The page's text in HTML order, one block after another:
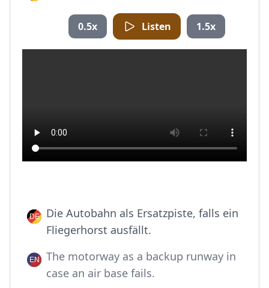
0.5x Listen 1.5x
Die Autobahn als Ersatzpiste, falls ein
Fliegerhorst ausfällt.
The motorway as a backup runway in
case an air base fails.